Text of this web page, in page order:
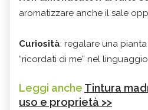
aromatizzare anche il sale
Curiosità: regalare una
“ricordati di me” nel
Leggi anche Tintura
uso e proprietà >>